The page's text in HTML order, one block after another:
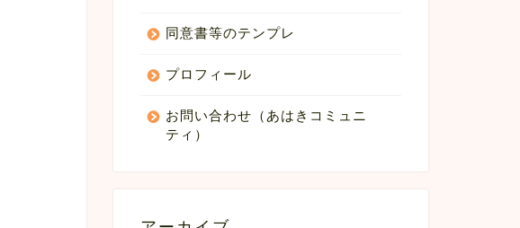
同意書等のテンプレ
プロフィール
お問い合わせ（あはきコミュニ
ティ）